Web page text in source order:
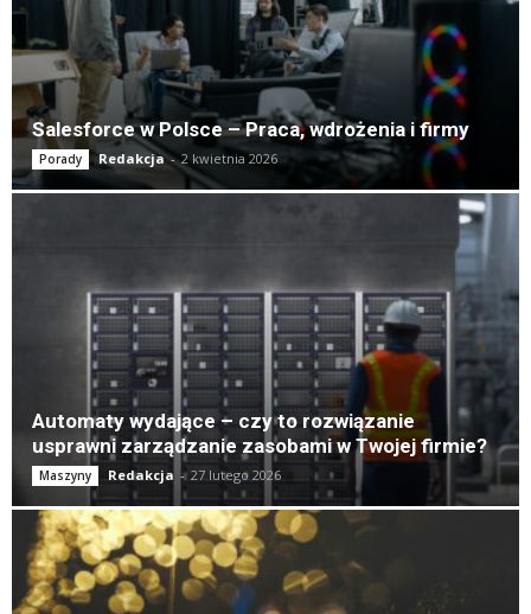
Salesforce w Polsce – Praca, wdrożenia i firmy
Porady Redakcja - 2 kwietnia 2026
Automaty wydające – czy to rozwiązanie
usprawni zarządzanie zasobami w Twojej firmie?
Maszyny Redakcja - 27 lutego 2026